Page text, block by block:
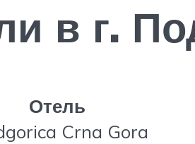
в г.
Отель
Crna Gora